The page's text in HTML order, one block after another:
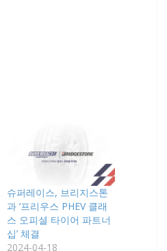
슈퍼레이스, 브리지스톤
과 ‘프리우스 PHEV 클래
스 오피셜 타이어 파트너
십’ 체결
2024-04-18